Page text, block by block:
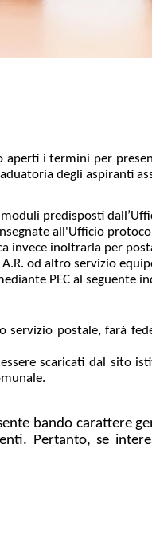
i termini per
degli aspiranti
predisposti
all'Ufficio
invece inoltrarla per
od altro servizio
PEC al seguente
servizio postale, farà
scaricati dal sito
bando carattere
Pertanto, se
Il